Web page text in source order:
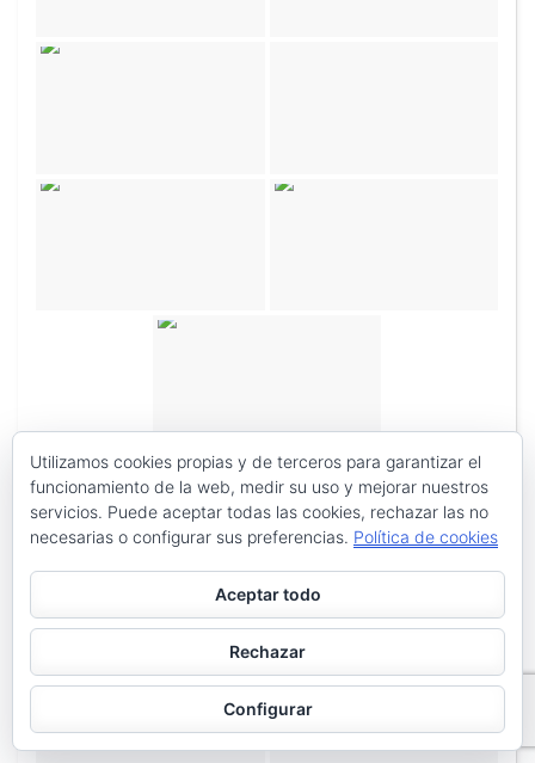
Utilizamos cookies propias y de terceros para garantizar el
funcionamiento de la web, medir su uso y mejorar nuestros
servicios. Puede aceptar todas las cookies, rechazar las no
necesarias o configurar sus preferencias. Política de cookies
Aceptar todo
Rechazar
Configurar